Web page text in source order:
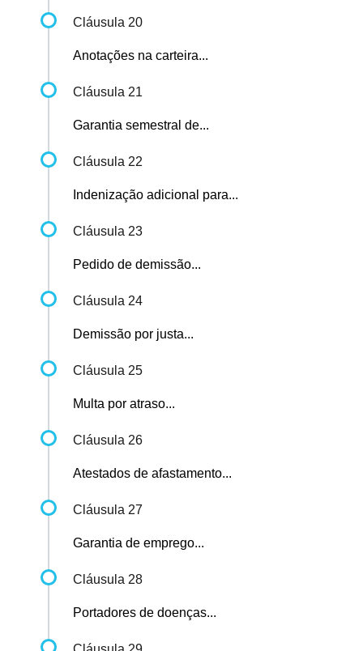
Cláusula 20
Anotações na carteira...
Cláusula 21
Garantia semestral de...
Cláusula 22
Indenização adicional para...
Cláusula 23
Pedido de demissão...
Cláusula 24
Demissão por justa...
Cláusula 25
Multa por atraso...
Cláusula 26
Atestados de afastamento...
Cláusula 27
Garantia de emprego...
Cláusula 28
Portadores de doenças...